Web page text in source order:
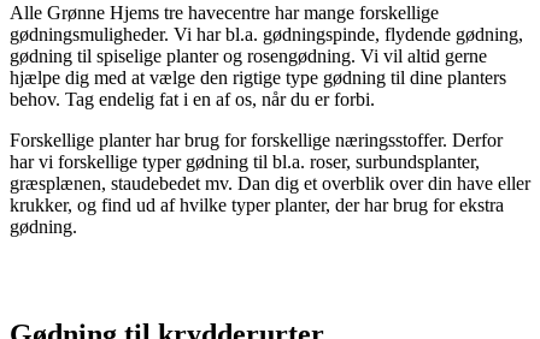
Alle Grønne Hjems tre havecentre har mange forskellige
gødningsmuligheder. Vi har bl.a. gødningspinde, flydende gødning,
gødning til spiselige planter og rosengødning. Vi vil altid gerne
hjælpe dig med at vælge den rigtige type gødning til dine planters
behov. Tag endelig fat i en af os, når du er forbi.
Forskellige planter har brug for forskellige næringsstoffer. Derfor
har vi forskellige typer gødning til bl.a. roser, surbundsplanter,
græsplænen, staudebedet mv. Dan dig et overblik over din have eller
krukker, og find ud af hvilke typer planter, der har brug for ekstra
gødning.